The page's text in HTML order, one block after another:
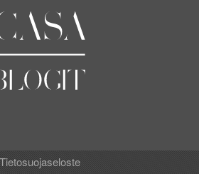
Tietosuojaseloste